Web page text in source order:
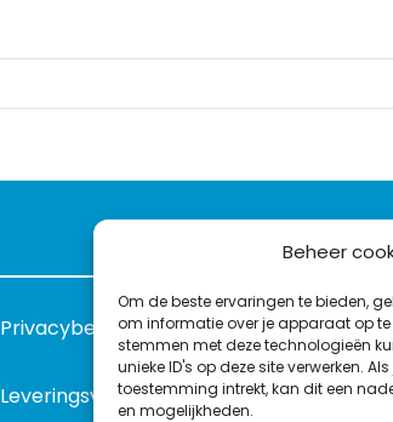
Beheer
Om de beste ervaringen te bieden,
om informatie over je apparaat op
stemmen met deze technologieën
unieke ID's op deze site verwerken.
toestemming intrekt, kan dit een
en mogelijkheden.
Privacybeleid
Leveringsvoorwaarden
VOLG
L
i
nT
w